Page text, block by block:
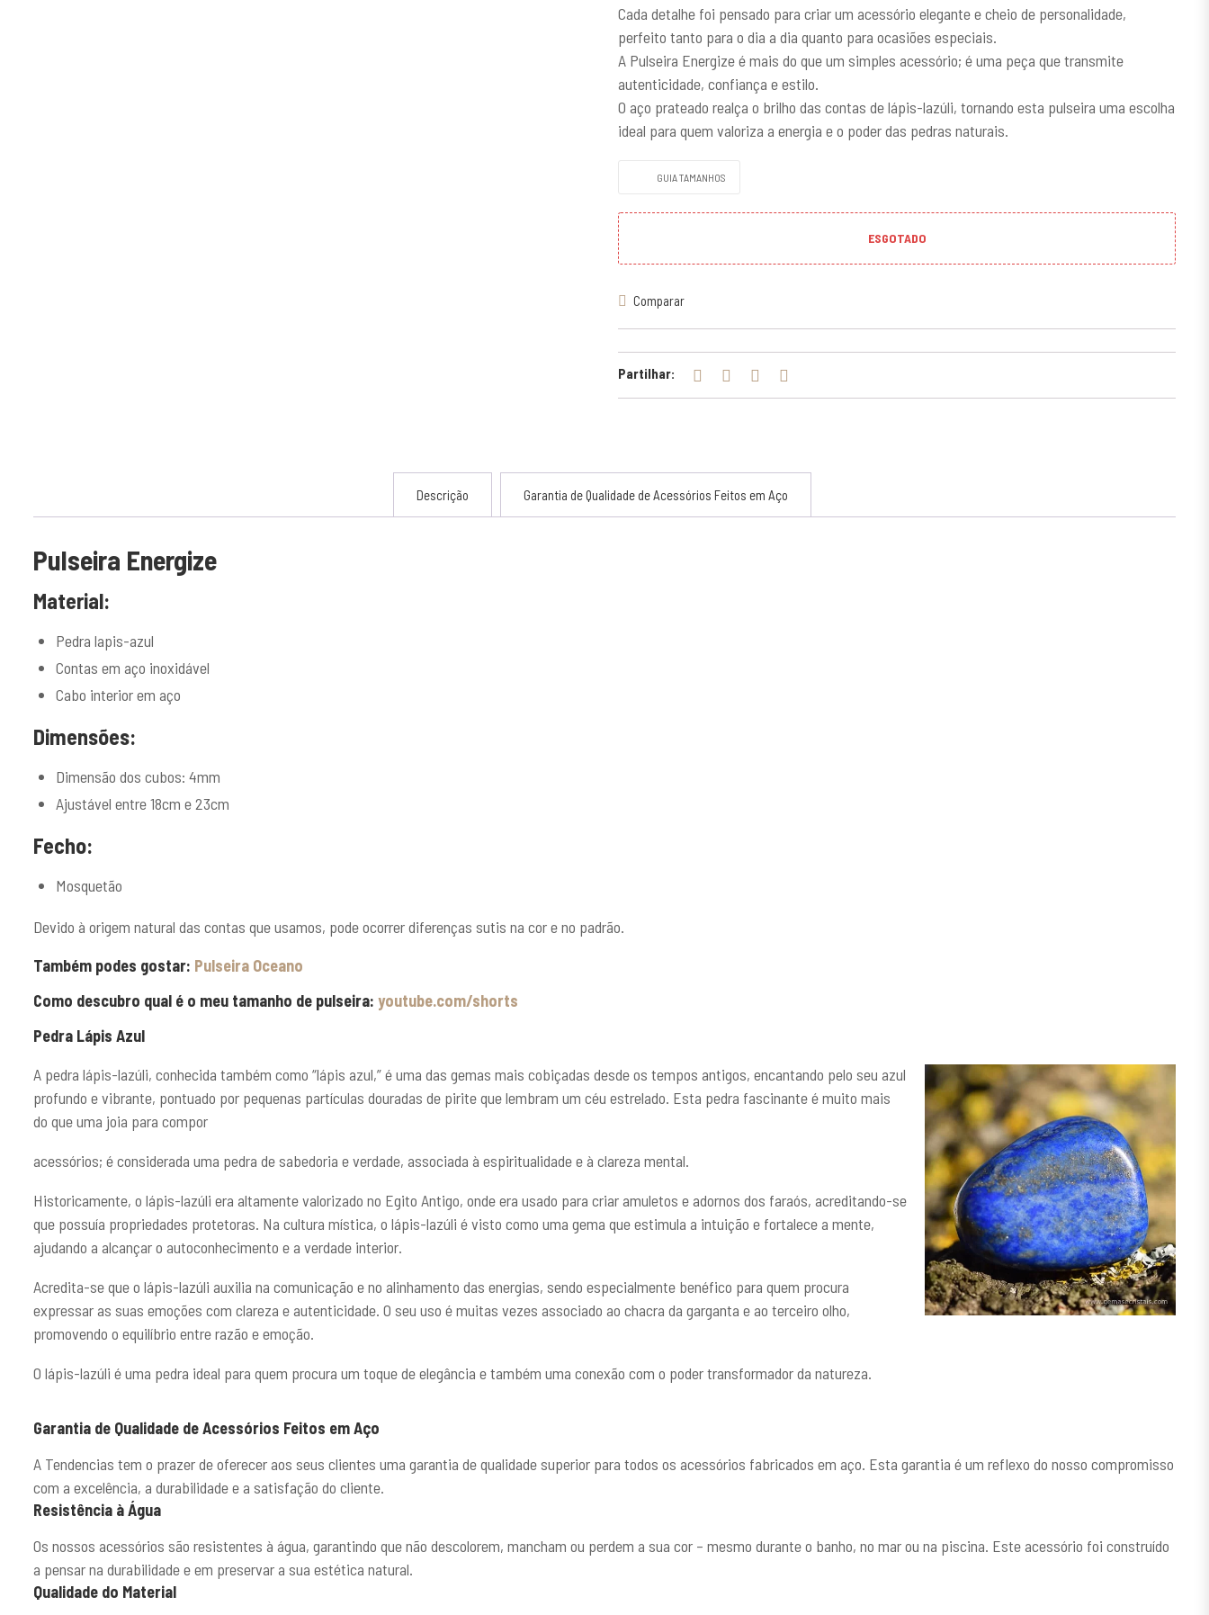
Cada detalhe foi pensado para criar um acessório elegante e cheio de personalidade,
perfeito tanto para o dia a dia quanto para ocasiões especiais.
A Pulseira Energize é mais do que um simples acessório; é uma peça que transmite
autenticidade, confiança e estilo.
O aço prateado realça o brilho das contas de lápis-lazúli, tornando esta pulseira uma escolha
ideal para quem valoriza a energia e o poder das pedras naturais.
GUIA TAMANHOS
ESGOTADO
Comparar
Partilhar:
Descrição Garantia de Qualidade de Acessórios Feitos em Aço
Pulseira Energize
Material:
Pedra lapis-azul
Contas em aço inoxidável
Cabo interior em aço
Dimensões:
Dimensão dos cubos: 4mm
Ajustável entre 18cm e 23cm
Fecho:
Mosquetão
Devido à origem natural das contas que usamos, pode ocorrer diferenças sutis na cor e no padrão.
Também podes gostar: Pulseira Oceano
Como descubro qual é o meu tamanho de pulseira: youtube.com/shorts
Pedra Lápis Azul
A pedra lápis-lazúli, conhecida também como “lápis azul,” é uma das gemas mais cobiçadas desde os tempos antigos, encantando pelo seu azul
profundo e vibrante, pontuado por pequenas partículas douradas de pirite que lembram um céu estrelado. Esta pedra fascinante é muito mais
do que uma joia para compor
acessórios; é considerada uma pedra de sabedoria e verdade, associada à espiritualidade e à clareza mental.
Historicamente, o lápis-lazúli era altamente valorizado no Egito Antigo, onde era usado para criar amuletos e adornos dos faraós, acreditando-se
que possuía propriedades protetoras. Na cultura mística, o lápis-lazúli é visto como uma gema que estimula a intuição e fortalece a mente,
ajudando a alcançar o autoconhecimento e a verdade interior.
Acredita-se que o lápis-lazúli auxilia na comunicação e no alinhamento das energias, sendo especialmente benéfico para quem procura
expressar as suas emoções com clareza e autenticidade. O seu uso é muitas vezes associado ao chacra da garganta e ao terceiro olho,
promovendo o equilíbrio entre razão e emoção.
O lápis-lazúli é uma pedra ideal para quem procura um toque de elegância e também uma conexão com o poder transformador da natureza.
Garantia de Qualidade de Acessórios Feitos em Aço
A Tendencias tem o prazer de oferecer aos seus clientes uma garantia de qualidade superior para todos os acessórios fabricados em aço. Esta garantia é um reflexo do nosso compromisso
com a excelência, a durabilidade e a satisfação do cliente.
Resistência à Água
Os nossos acessórios são resistentes à água, garantindo que não descolorem, mancham ou perdem a sua cor – mesmo durante o banho, no mar ou na piscina. Este acessório foi construído
a pensar na durabilidade e em preservar a sua estética natural.
Qualidade do Material